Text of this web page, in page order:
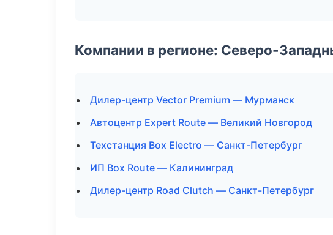
Компании в регионе: Северо-
Дилер-центр Vector Premium — Мурманск
Автоцентр Expert Route — Великий Новгород
Техстанция Box Electro — Санкт-Петербург
ИП Box Route — Калининград
Дилер-центр Road Clutch — Санкт-Петербург